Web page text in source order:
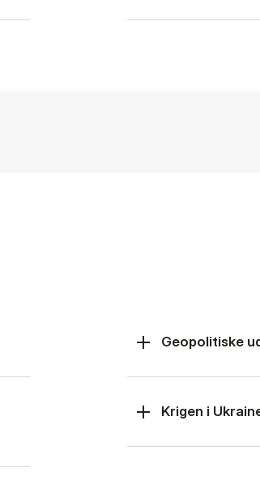
Geopolitiske
Krigen i